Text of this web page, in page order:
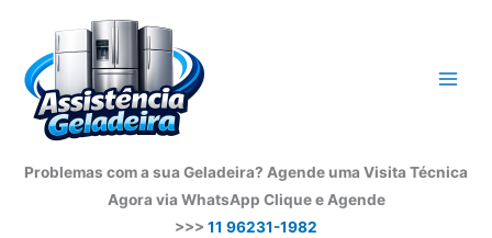
conteúdo
Problemas com a sua Geladeira? Agende uma Visita Técnica
Agora via WhatsApp Clique e Agende
>>> 11 96231-1982